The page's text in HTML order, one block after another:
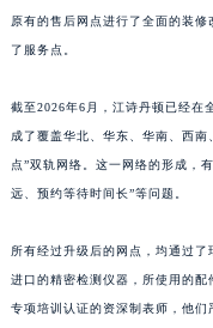
原有的售后网点进行了全面的装
了服务点。
截至2026年6月，江诗丹顿已经在
成了覆盖华北、华东、华南、西
点”双轨网络。这一网络的形成，
远、预约等待时间长”等问题。
所有经过升级后的网点，均通过
进口的精密检测仪器，所使用的
专项培训认证的资深制表师，他